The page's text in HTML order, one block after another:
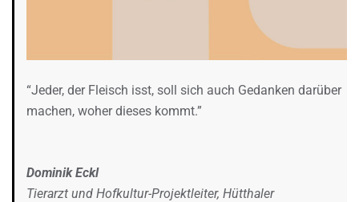
“Jeder, der Fleisch isst, soll sich auch Gedanken darüber
machen, woher dieses kommt.”
Dominik Eckl
Tierarzt und Hofkultur-Projektleiter, Hütthaler